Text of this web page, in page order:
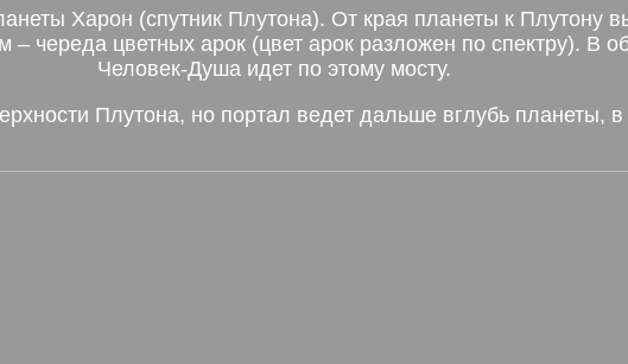
Харон (спутник Плутона). От края планеты к Плутону
череда цветных арок (цвет арок разложен по спектру). В
Человек-Душа идет по этому мосту.
Плутона, но портал ведет дальше вглубь планеты,